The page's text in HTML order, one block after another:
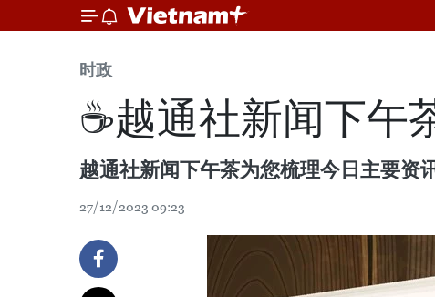
时政
☕️越通社新闻下午
越通社新闻下午茶为您梳理今日主要资
27/12/2023 09:23